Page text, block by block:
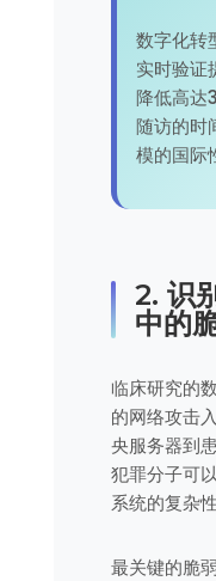
数字化转
实时验证
降低高达
随访的时
模的国际
2. 识
中的
临床研究的
的网络攻击
央服务器到
犯罪分子可
系统的复杂
最关键的脆